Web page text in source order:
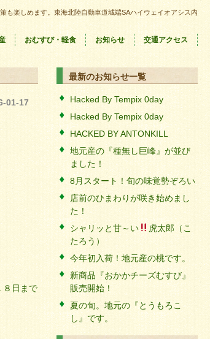
も楽しめます。東海北陸自動車道城端SAハイウェイオアシス内
おむすび・軽食 お知らせ 交通アクセス
01-17
８日まで
最新のお知らせ一覧
Hacked By Tempix 0day
Hacked By Tempix 0day
HACKED BY ANTONKILL
地元産の『種無し巨峰』が並び
ました！
8月スタート！旬の味覚勢ぞろい
店前のひまわりが咲き始めまし
た！
シャリッと甘～い
虎太郎（こ
たろう）
今年初入荷！地元産の桃です。
新商品『おかかチーズむすび』
販売開始！
夏の旬。地元の『とうもろこ
し』です。